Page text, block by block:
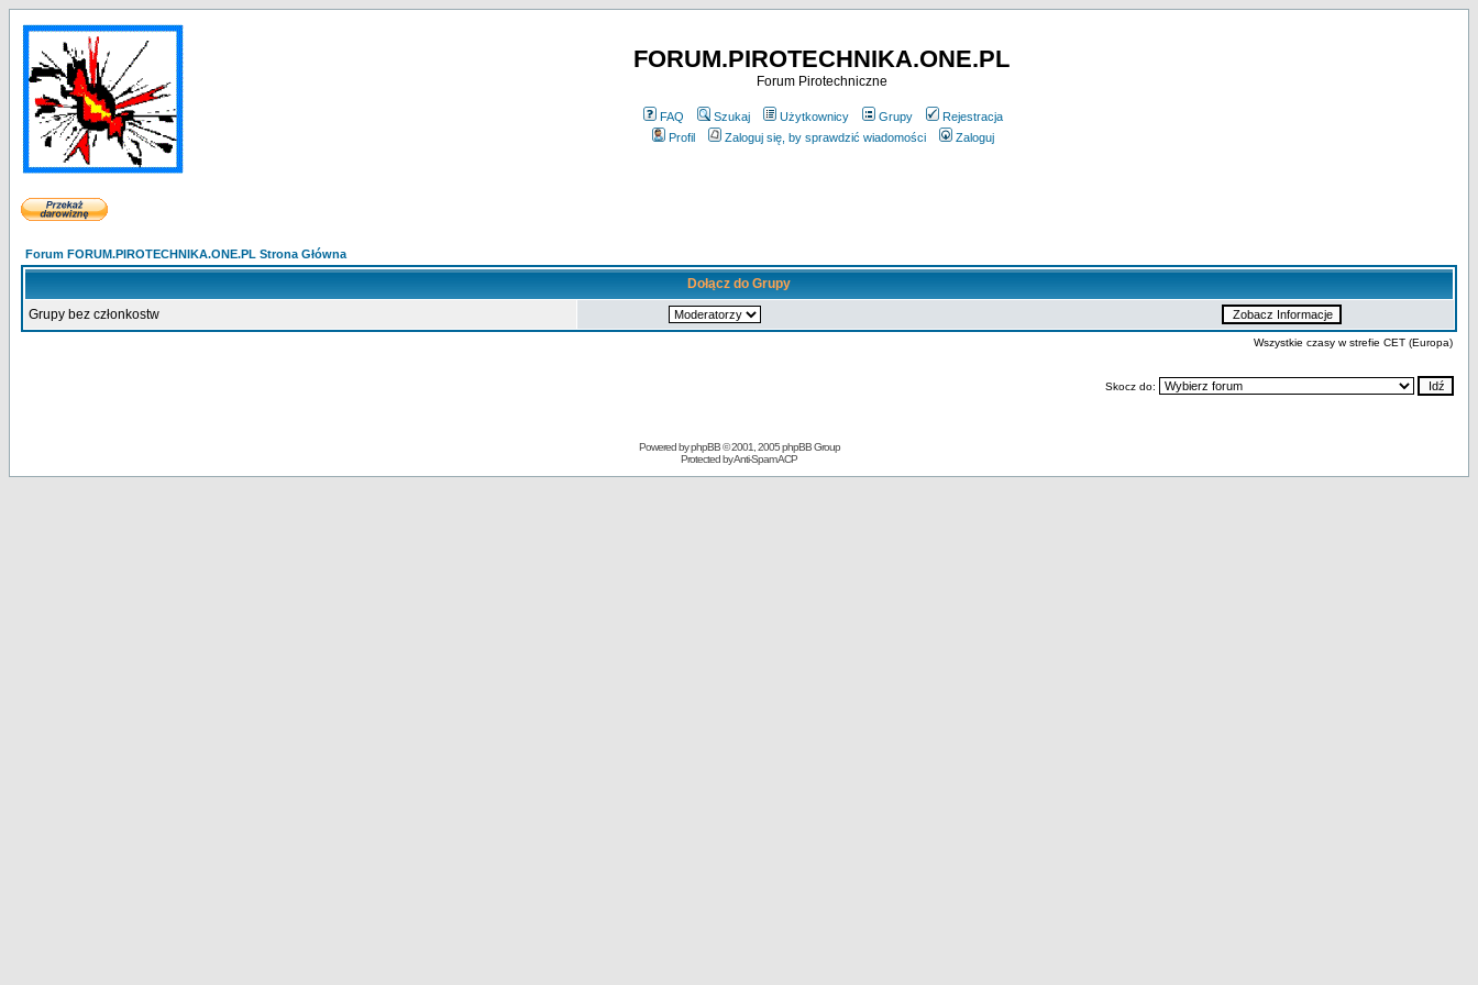
FORUM.PIROTECHNIKA.ONE.PL
Forum Pirotechniczne
FAQ Szukaj Użytkownicy Grupy
Rejestracja
Profil
Zaloguj się, by sprawdzić wiadomości Zaloguj
Forum FORUM.PIROTECHNIKA.ONE.PL Strona Główna
Dołącz do Grupy
Grupy bez członkostw
Wszystkie czasy w strefie CET (Europa)
Skocz do:
Powered byphpBB© 2001, 2005 phpBB Group
Protected byAnti-Spam ACP